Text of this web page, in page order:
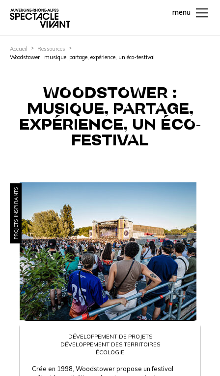
menu
Accueil
Ressources
Woodstower : musique, partage, expérience, un éco-festival
WOODSTOWER :
MUSIQUE, PARTAGE,
EXPÉRIENCE, UN ÉCO-
FESTIVAL
PROJETS INSPIRANTS
DÉVELOPPEMENT DE PROJETS
DÉVELOPPEMENT DES TERRITOIRES
ÉCOLOGIE
Crée en 1998, Woodstower propose un festival